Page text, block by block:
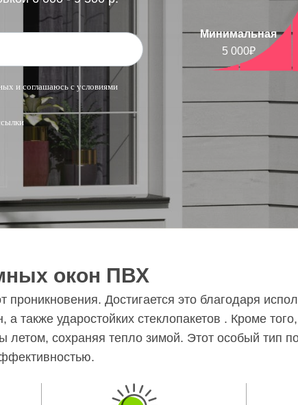
Минимальная
5 000₽
и соглашаюсь с условиями
окон ПВХ
Достигается это благодаря
также ударостойких стеклопакетов . Кроме
сохраняя тепло зимой. Этот особый тип